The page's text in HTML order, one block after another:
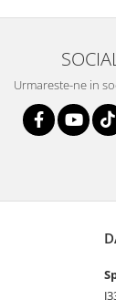
Urmareste-ne in